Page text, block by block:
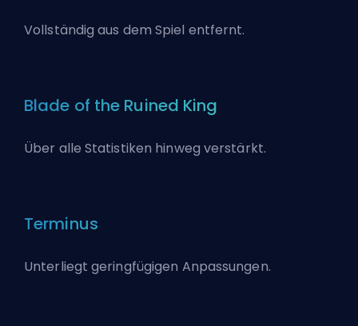
Vollständig aus dem Spiel entfernt.
Blade of the Ruined King
Über alle Statistiken hinweg verstärkt.
Terminus
Unterliegt geringfügigen Anpassungen.